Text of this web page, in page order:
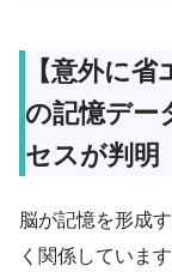
【意外に
の記憶デー
セスが判明
脳が記憶を形成
く関係しています